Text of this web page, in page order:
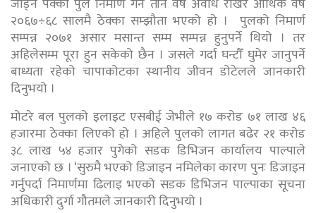
२०६७÷६८ सालमै ठेक्का सम्झौता भएको हो । पुलको निमार्ण
सम्पन्न २०७१ असार मसान्त सम्म सम्पन्न हुनुपर्ने थियो । तर
अहिलेसम्म पूरा हुन सकेको छैन । जसले गर्दा घन्टौँ घुमेर जानुपर्ने
बाध्यता रहेको चापाकोटका स्थानीय जीवन डोटेलले जानकारी
दिनुभयो ।
मोटरे बल पुलको इलाइट एसबीई जेभीले १७ करोड ७१ लाख ४६
हजारमा ठेक्का लिएको हो । अहिले पुलको लागत बढेर २१ करोड
३८ लाख ५४ हजार पुगेको सडक डिभिजन कार्यालय पाल्पाले
जनाएको छ । ‘सुरुमै भएको डिजाइन नमिलेका कारण पुनः डिजाइन
गर्नुपर्दा निमार्णमा ढिलाइ भएको सडक डिभिजन पाल्पाका सूचना
अधिकारी दुर्गा गौतमले जानकारी दिनुभयो ।